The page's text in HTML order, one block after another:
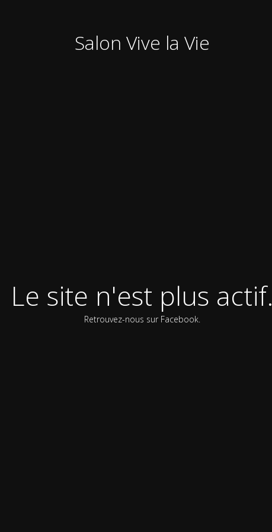
Salon Vive la Vie
Le site n'est plus actif.
Retrouvez-nous sur Facebook.